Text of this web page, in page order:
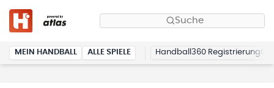
Suche
MEIN HANDBALL ALLE SPIELE Handball360 Registrierung